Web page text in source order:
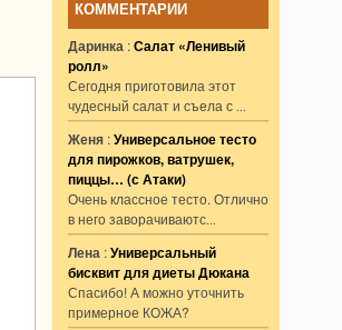
КОММЕНТАРИИ
Даринка :Салат «Ленивый
ролл»
Сегодня приготовила этот
чудесный салат и съела с ...
Женя :Универсальное тесто
для пирожков, ватрушек,
пиццы… (с Атаки)
Очень классное тесто. Отлично
в него заворачиваютс...
Лена :Универсальный
бисквит для диеты Дюкана
Спасибо! А можно уточнить
примерное КОЖА?